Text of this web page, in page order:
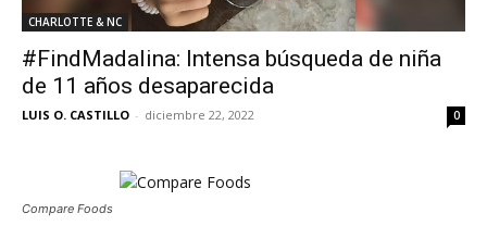
CHARLOTTE & NC
#FindMadalina: Intensa búsqueda de niña
de 11 años desaparecida
LUIS O. CASTILLO - diciembre 22, 2022 0
Compare Foods